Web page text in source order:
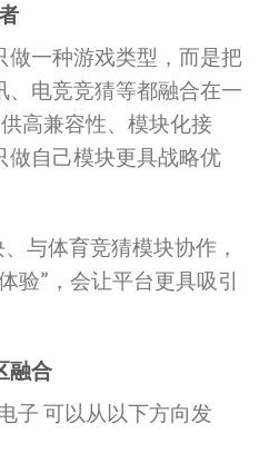
做一种游戏类型，而是把
电竞竞猜等都融合在一
高兼容性、模块化接
做自己模块更具战略优
与体育竞猜模块协作，
验”，会让平台更具吸引
融合
子 可以从以下方向发